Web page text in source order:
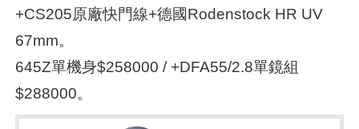
+CS205原廠快門線+德國Rodenstock HR UV
67mm。
645Z單機身$258000 / +DFA55/2.8單鏡組
$288000。